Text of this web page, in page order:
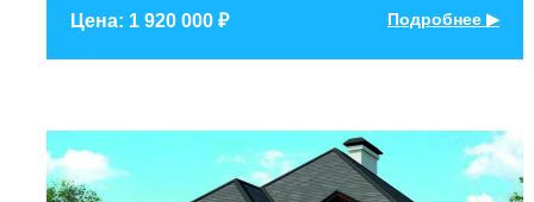
Цена: 1 920 000 ₽ Подробнее ▶